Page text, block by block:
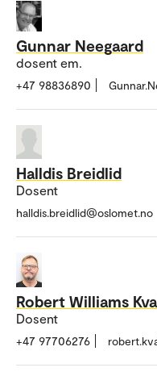
Gunnar Neegaard
dosent em.
+47 98836890
Halldis Breidlid
Dosent
halldis.breidlid@oslomet.no
Robert Williams
Dosent
+47 97706276